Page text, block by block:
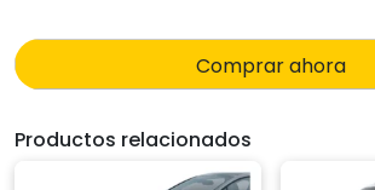
Comprar ahora
Productos relacionados